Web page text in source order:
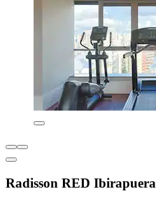
Radisson RED Ibirapuera